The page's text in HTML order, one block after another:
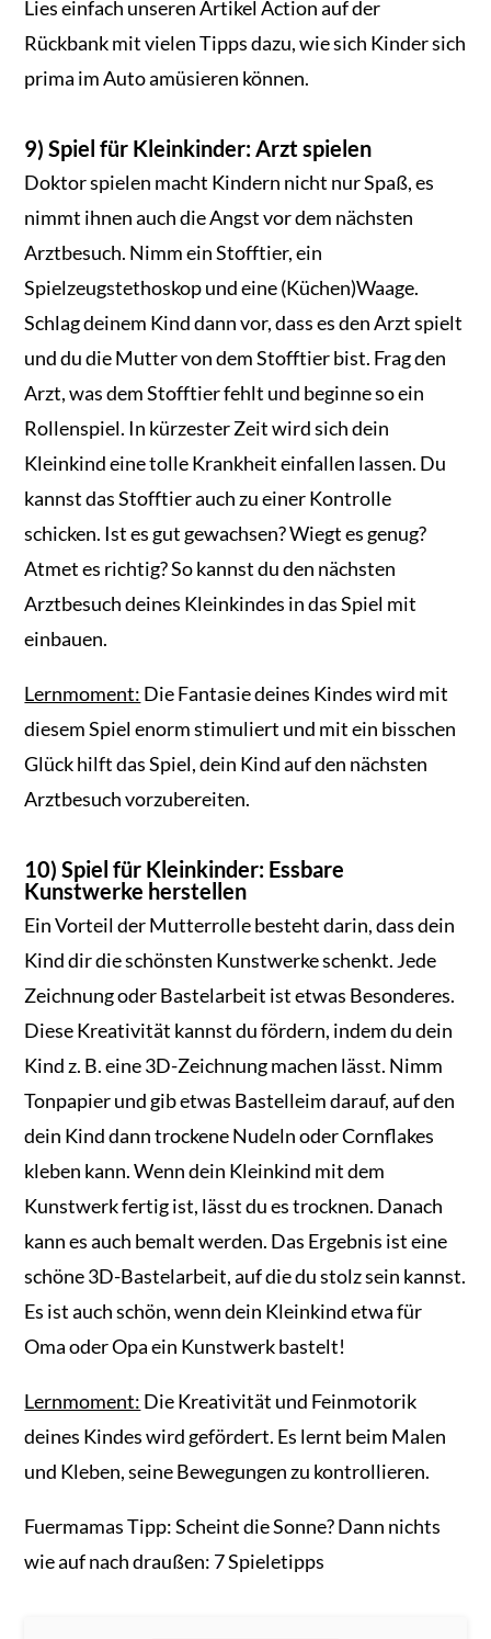
Lies einfach unseren Artikel Action auf der
Rückbank mit vielen Tipps dazu, wie sich Kinder sich
prima im Auto amüsieren können.
9) Spiel für Kleinkinder: Arzt spielen
Doktor spielen macht Kindern nicht nur Spaß, es
nimmt ihnen auch die Angst vor dem nächsten
Arztbesuch. Nimm ein Stofftier, ein
Spielzeugstethoskop und eine (Küchen)Waage.
Schlag deinem Kind dann vor, dass es den Arzt spielt
und du die Mutter von dem Stofftier bist. Frag den
Arzt, was dem Stofftier fehlt und beginne so ein
Rollenspiel. In kürzester Zeit wird sich dein
Kleinkind eine tolle Krankheit einfallen lassen. Du
kannst das Stofftier auch zu einer Kontrolle
schicken. Ist es gut gewachsen? Wiegt es genug?
Atmet es richtig? So kannst du den nächsten
Arztbesuch deines Kleinkindes in das Spiel mit
einbauen.
Lernmoment: Die Fantasie deines Kindes wird mit
diesem Spiel enorm stimuliert und mit ein bisschen
Glück hilft das Spiel, dein Kind auf den nächsten
Arztbesuch vorzubereiten.
10) Spiel für Kleinkinder: Essbare
Kunstwerke herstellen
Ein Vorteil der Mutterrolle besteht darin, dass dein
Kind dir die schönsten Kunstwerke schenkt. Jede
Zeichnung oder Bastelarbeit ist etwas Besonderes.
Diese Kreativität kannst du fördern, indem du dein
Kind z. B. eine 3D-Zeichnung machen lässt. Nimm
Tonpapier und gib etwas Bastelleim darauf, auf den
dein Kind dann trockene Nudeln oder Cornflakes
kleben kann. Wenn dein Kleinkind mit dem
Kunstwerk fertig ist, lässt du es trocknen. Danach
kann es auch bemalt werden. Das Ergebnis ist eine
schöne 3D-Bastelarbeit, auf die du stolz sein kannst.
Es ist auch schön, wenn dein Kleinkind etwa für
Oma oder Opa ein Kunstwerk bastelt!
Lernmoment: Die Kreativität und Feinmotorik
deines Kindes wird gefördert. Es lernt beim Malen
und Kleben, seine Bewegungen zu kontrollieren.
Fuermamas Tipp: Scheint die Sonne? Dann nichts
wie auf nach draußen: 7 Spieletipps